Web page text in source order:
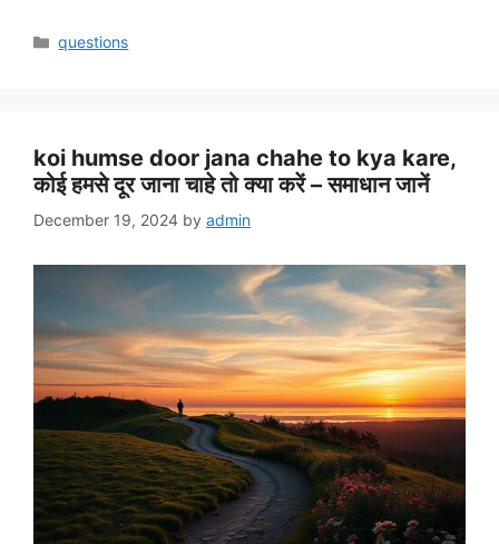
Categories
questions
koi humse door jana chahe to kya kare,
कोई हमसे दूर जाना चाहे तो क्या करें – समाधान जानें
December 19, 2024 by admin